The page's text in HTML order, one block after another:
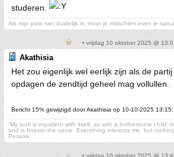
studeren.
Als mijn post niet duidelijk is, moet je misschien even je
• vrijdag 10 oktober 2025 @
Akathisia
Het zou eigenlijk wel eerlijk zijn als de
opdagen de zendtijd geheel mag vollullen.
Bericht 15% gewijzigd door Akathisia op 10-10-2025
“My soul is impatient with itself, as with a bothersome child;
and is forever the same. Everything interests me, but
Pessoa
• vrijdag 10 oktober 2025 @